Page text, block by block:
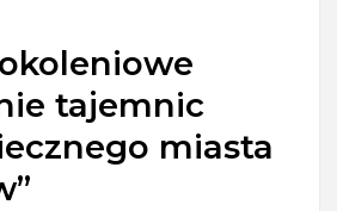
tajemnic
miasta